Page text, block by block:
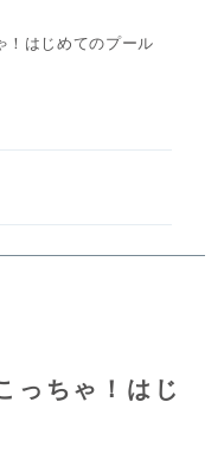
！はじめてのプール
っちゃ！はじ